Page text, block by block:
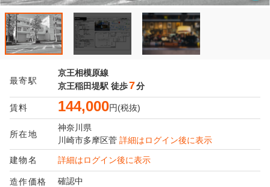
最寄駅
京王相模原線
京王稲田堤駅 徒歩7分
賃料 144,000円(税抜)
所在地
神奈川県
川崎市多摩区菅 詳細はログイン後に表示
建物名 詳細はログイン後に表示
造作価格 確認中